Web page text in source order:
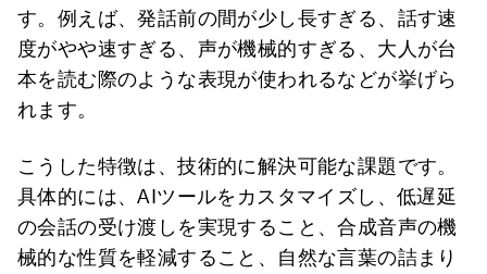
す。例えば、発話前の間が少し長すぎる、話す速
度がやや速すぎる、声が機械的すぎる、大人が台
本を読む際のような表現が使われるなどが挙げら
れます。
こうした特徴は、技術的に解決可能な課題です。
具体的には、AIツールをカスタマイズし、低遅延
の会話の受け渡しを実現すること、合成音声の機
械的な性質を軽減すること、自然な言葉の詰まり